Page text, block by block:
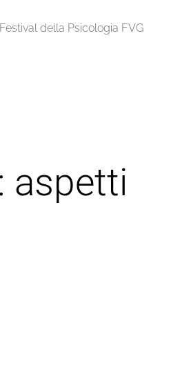
Festival della Psicologia FVG
aspetti